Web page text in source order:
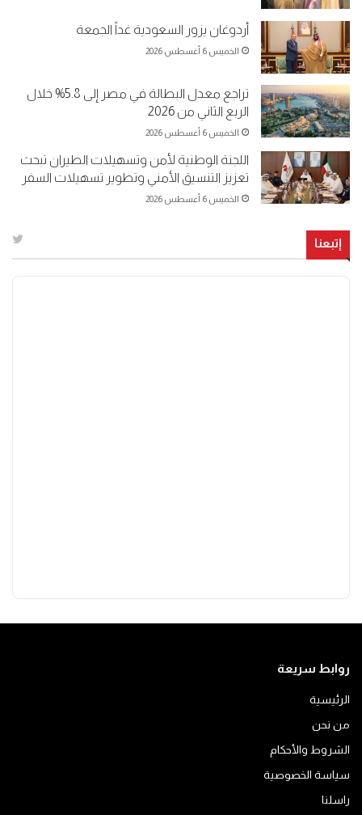
أردوغان يزور السعودية غداً الجمعة
الخميس 6 أغسطس 2026
تراجع معدل البطالة في مصر إلى 5.8% خلال
الربع الثاني من 2026
الخميس 6 أغسطس 2026
اللجنة الوطنية لأمن وتسهيلات الطيران تبحث
تعزيز التنسيق الأمني وتطوير تسهيلات السفر
الخميس 6 أغسطس 2026
إتبعنا
روابط سريعة
الرئيسية
من نحن
الشروط والأحكام
سياسة الخصوصية
راسلنا